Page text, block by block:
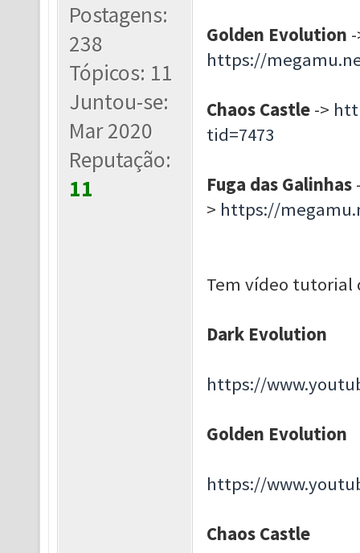
Postagens:
238
Tópicos: 11
Juntou-se:
Mar 2020
Reputação:
11
Golden Evolution
https://
Chaos Castle->
tid=7473
Fuga das Galinhas
> https://
Tem vídeo tutorial
Dark Evolution
https://
Golden Evolution
https://
Chaos Castle